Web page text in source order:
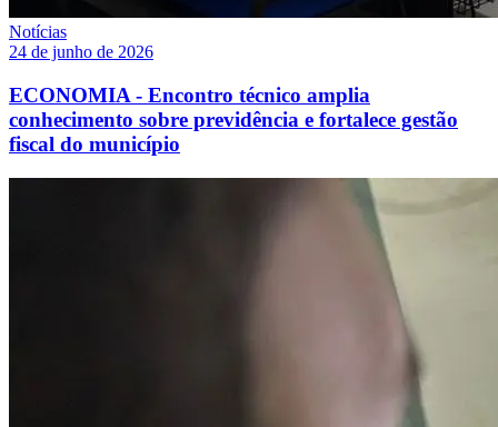
Notícias
24 de junho de 2026
ECONOMIA - Encontro técnico amplia
conhecimento sobre previdência e fortalece gestão
fiscal do município